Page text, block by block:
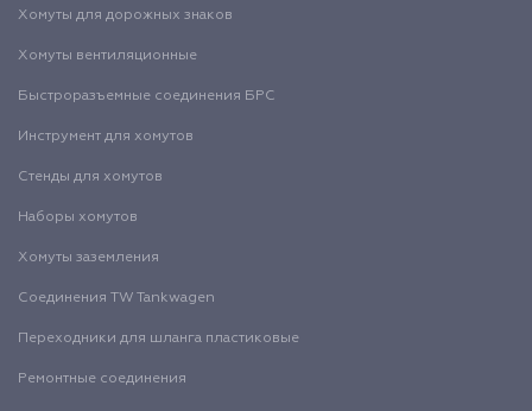
Хомуты для дорожных знаков
Хомуты вентиляционные
Быстроразъемные соединения БРС
Инструмент для хомутов
Стенды для хомутов
Наборы хомутов
Хомуты заземления
Соединения TW Tankwagen
Переходники для шланга пластиковые
Ремонтные соединения